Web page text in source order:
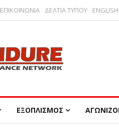
ΕΠΙΚΟΙΝΩΝΙΑ ΔΕΛΤΙΑ ΤΥΠΟΥ ENGLISH
ΕΞΟΠΛΙΣΜΟΣ